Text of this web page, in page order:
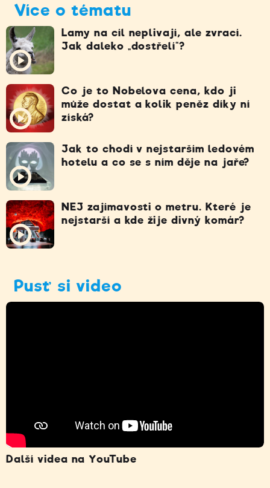
Více o tématu
Lamy na cíl neplivají, ale zvrací.
Jak daleko „dostřelí“?
Co je to Nobelova cena, kdo ji
může dostat a kolik peněz díky ní
získá?
Jak to chodí v nejstarším ledovém
hotelu a co se s ním děje na jaře?
NEJ zajímavosti o metru. Které je
nejstarší a kde žije divný komár?
Pusť si video
Další videa na YouTube